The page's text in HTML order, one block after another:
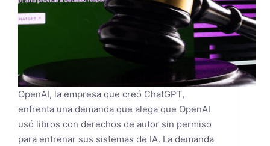
OpenAI, la empresa que creó ChatGPT,
enfrenta una demanda que alega que OpenAI
usó libros con derechos de autor sin permiso
para entrenar sus sistemas de IA. La demanda